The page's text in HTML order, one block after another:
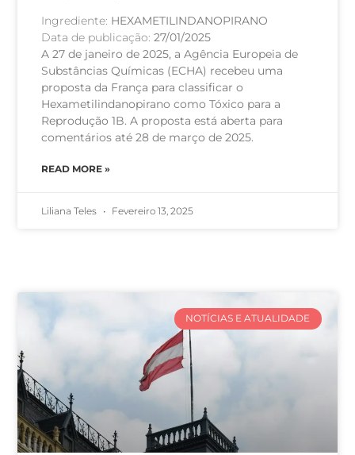
Ingrediente: HEXAMETILINDANOPIRANO
Data de publicação:27/01/2025
A 27 de janeiro de 2025, a Agência Europeia de
Substâncias Químicas (ECHA) recebeu uma
proposta da França para classificar o
Hexametilindanopirano como Tóxico para a
Reprodução 1B. A proposta está aberta para
comentários até 28 de março de 2025.
READ MORE »
Liliana Teles Fevereiro 13, 2025
NOTÍCIAS E ATUALIDADE